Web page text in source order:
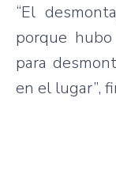
“El
porque
para
en el lugar”,